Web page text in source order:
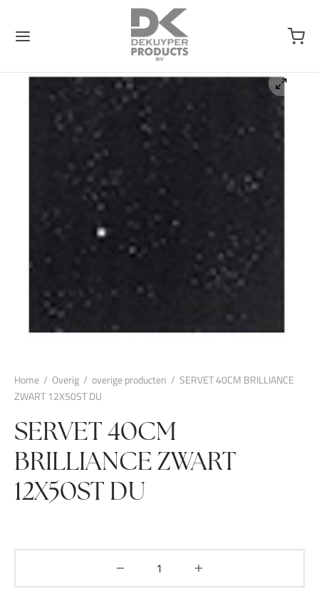
Home / Overig / overige producten / SERVET 40CM BRILLIANCE
ZWART 12X50ST DU
SERVET 40CM
BRILLIANCE ZWART
12X50ST DU